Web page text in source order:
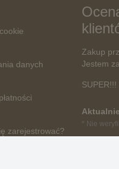
danych
zarejestrować?
Zakup
Jestem
SUPER!!!
* Nie